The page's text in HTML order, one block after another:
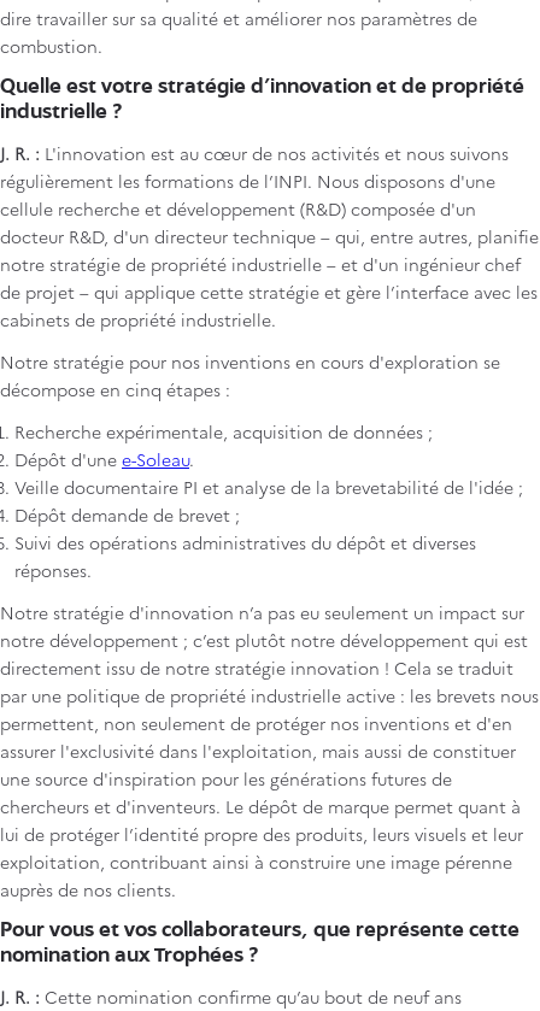
dire travailler sur sa qualité et améliorer nos paramètres de
combustion.
Quelle est votre stratégie d’innovation et de propriété
industrielle ?
J. R. : L'innovation est au cœur de nos activités et nous suivons
régulièrement les formations de l’INPI. Nous disposons d'une
cellule recherche et développement (R&D) composée d'un
docteur R&D, d'un directeur technique – qui, entre autres, planifie
notre stratégie de propriété industrielle – et d'un ingénieur chef
de projet – qui applique cette stratégie et gère l’interface avec les
cabinets de propriété industrielle.
Notre stratégie pour nos inventions en cours d'exploration se
décompose en cinq étapes :
Recherche expérimentale, acquisition de données ;
Dépôt d'une e-Soleau.
Veille documentaire PI et analyse de la brevetabilité de l'idée ;
Dépôt demande de brevet ;
Suivi des opérations administratives du dépôt et diverses
réponses.
Notre stratégie d'innovation n’a pas eu seulement un impact sur
notre développement ; c’est plutôt notre développement qui est
directement issu de notre stratégie innovation ! Cela se traduit
par une politique de propriété industrielle active : les brevets nous
permettent, non seulement de protéger nos inventions et d'en
assurer l'exclusivité dans l'exploitation, mais aussi de constituer
une source d'inspiration pour les générations futures de
chercheurs et d'inventeurs. Le dépôt de marque permet quant à
lui de protéger l’identité propre des produits, leurs visuels et leur
exploitation, contribuant ainsi à construire une image pérenne
auprès de nos clients.
Pour vous et vos collaborateurs, que représente cette
nomination aux Trophées ?
J. R. : Cette nomination confirme qu’au bout de neuf ans